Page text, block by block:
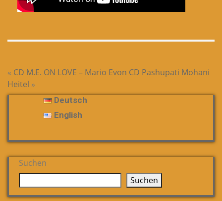
« CD M.E. ON LOVE – Mario Evon CD Pashupati Mohani
Heitel »
Deutsch
English
Suchen
Suchen